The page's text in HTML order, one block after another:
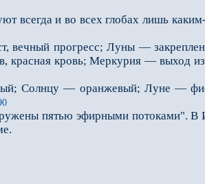
всегда и во всех глобах лишь
прогресс; Луны —
красная кровь; Меркурия — выход
Солнцу — оранжевый; Луне —
пятью эфирными потоками". В